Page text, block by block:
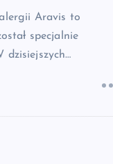
Aravis to
specjalnie
dzisiejszych…